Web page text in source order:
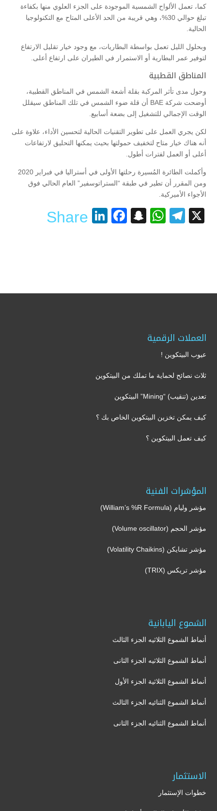
كما، تعمل الألواح الشمسية الموجودة على الجزء العلوي منها بكفاءة
تبلغ حوالي 30%، وهي قريبة من الحد الأعلى المتاح مع التكنولوجيا
الحالية.
وبحلول الليل تعمل بواسطة البطاريات، مع وجود خيار تقليل الارتفاع
لتوفير عمر البطارية أو الاستمرار في الطيران على ارتفاع أعلى.
المناطق القطبية
وحول مدى تأثر المركبة بقلة أشعة الشمس في المناطق القطبية،
أوضحت شركة BAE أن قلة ضوء الشمس في تلك المناطق سيقلل
الوقت الإجمالي للتشغيل إلى بضعة أسابيع.
لكن يجري العمل على تطوير التقنيات الحالية لتحسين الأداء، علاوة على
أنه هناك خيار متاح لتخفيف حمولتها بحيث يمكنها التحليق لارتفاعات
أعلى أو العمل لفترات أطول.
وأكملت الطائرة المُسيرة رحلتها الأولى في أستراليا في فبراير 2020
ومن المقرر أن تطير في طبقة “الستراتوسفير” العام الحالي فوق
الأجواء الأميركية.
X
Telegram
WhatsApp
Snapchat
Facebook
LinkedIn
Share
العملات الرقمية
عيوب البيتكوين !
ثلاث نصائح لحماية ما تملك من البيتكوين
تعدين (تنقيب) “Mining” البيتكوين
كيف يمكن تخزين البيتكوين الخاص بك ؟
كيف تعمل البيتكوين ؟
المؤشرات الفنية
مؤشر وليام (William’s %R Formula)
مؤشر الحجم (Volume oscillator)
مؤشر تشايكن (Volatility Chaikins)
مؤشر تريكس (TRIX)
الشموع اليابانية
أنماط الشموع الثلاثيه الجزء الثالث
أنماط الشموع الثلاثيه الجزء الثانى
أنماط الشموع الثلاثية الجزء الأول
أنماط الشموع الثنائيه الجزء الثالث
أنماط الشموع الثنائيه الجزء الثانى
الاستثمار
خطوات الإستثمار